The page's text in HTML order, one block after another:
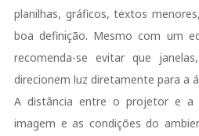
planilhas, gráficos, textos
boa definição. Mesmo com um
recomenda-se evitar que
direcionem luz diretamente para a
A distância entre o projetor e a
imagem e as condições do